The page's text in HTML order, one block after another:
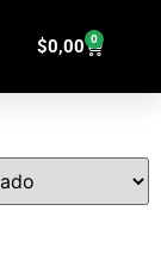
$0,00 0